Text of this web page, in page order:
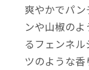
爽やかでパ
ンや山椒の
るフェンネ
ツのような